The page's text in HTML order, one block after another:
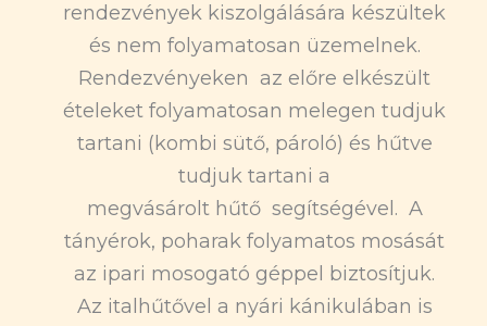
rendezvények kiszolgálására készültek
és nem folyamatosan üzemelnek.
Rendezvényeken az előre elkészült
ételeket folyamatosan melegen tudjuk
tartani (kombi sütő, pároló) és hűtve
tudjuk tartani a
megvásárolt hűtő segítségével. A
tányérok, poharak folyamatos mosását
az ipari mosogató géppel biztosítjuk.
Az italhűtővel a nyári kánikulában is